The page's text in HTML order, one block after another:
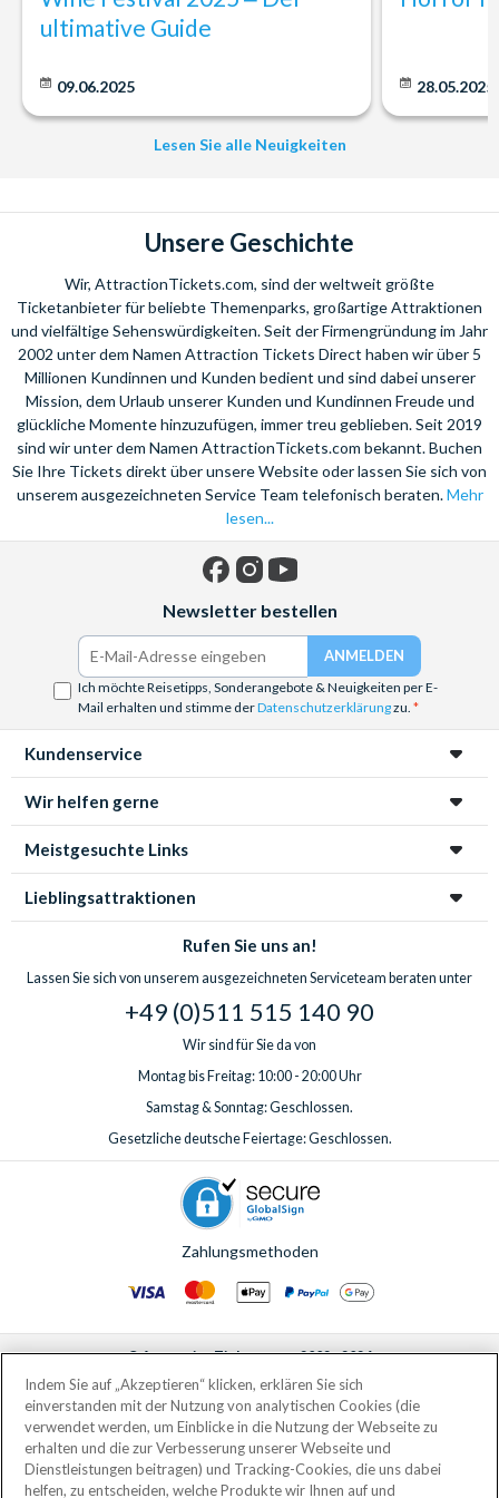
abweichend).
an. Wir beraten Sie gerne bei der Auswahl Ihrer individuellen
Ticketkombination!
ultimative Guide
09.06.2025 28.05.2025
Lesen Sie alle Neuigkeiten
Unsere Geschichte
Wir, AttractionTickets.com, sind der weltweit größte
Ticketanbieter für beliebte Themenparks, großartige Attraktionen
und vielfältige Sehenswürdigkeiten. Seit der Firmengründung im Jahr
2002 unter dem Namen Attraction Tickets Direct haben wir über 5
Millionen Kundinnen und Kunden bedient und sind dabei unserer
Mission, dem Urlaub unserer Kunden und Kundinnen Freude und
glückliche Momente hinzuzufügen, immer treu geblieben. Seit 2019
sind wir unter dem Namen AttractionTickets.com bekannt. Buchen
Sie Ihre Tickets direkt über unsere Website oder lassen Sie sich von
unserem ausgezeichneten Service Team telefonisch beraten.Mehr
lesen...
Newsletter bestellen
Ich möchte Reisetipps, Sonderangebote & Neuigkeiten per E-
Mail erhalten und stimme derDatenschutzerklärungzu.
Kundenservice
Wir helfen gerne
Meistgesuchte Links
Lieblingsattraktionen
Rufen Sie uns an!
Lassen Sie sich von unserem ausgezeichneten Serviceteam beraten unter
+49 (0)511 515 140 90
Wir sind für Sie da von
Montag bis Freitag: 10:00 - 20:00 Uhr
Samstag & Sonntag: Geschlossen.
Gesetzliche deutsche Feiertage: Geschlossen.
Zahlungsmethoden
© AttractionTickets.com 2002 - 2026
Eingetragener Firmensitz: 2nd Floor Nucleus House, 2 Lower Mortlake Road,
Richmond, United Kingdom, TW9 2JA.
AttractionTickets.com is a trading name of Attraction Tickets LTD, who are
the owners of UK Trademark Registration Nos. 3427114 and 3427117.
Registered in England with registered number 4390984 and VAT Number
795922965.
Indem Sie auf „Akzeptieren“ klicken, erklären Sie sich
einverstanden mit der Nutzung von analytischen Cookies (die
verwendet werden, um Einblicke in die Nutzung der Webseite zu
erhalten und die zur Verbesserung unserer Webseite und
Dienstleistungen beitragen) und Tracking-Cookies, die uns dabei
helfen, zu entscheiden, welche Produkte wir Ihnen auf und